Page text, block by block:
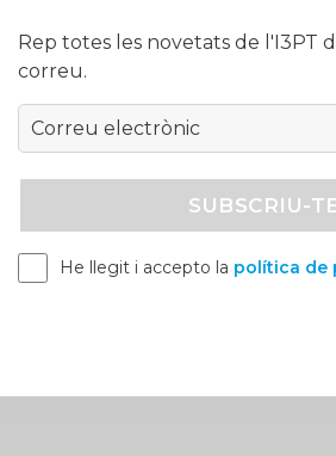
Rep totes les novetats de l'I3PT directament al teu
correu.
He llegit i accepto la política de